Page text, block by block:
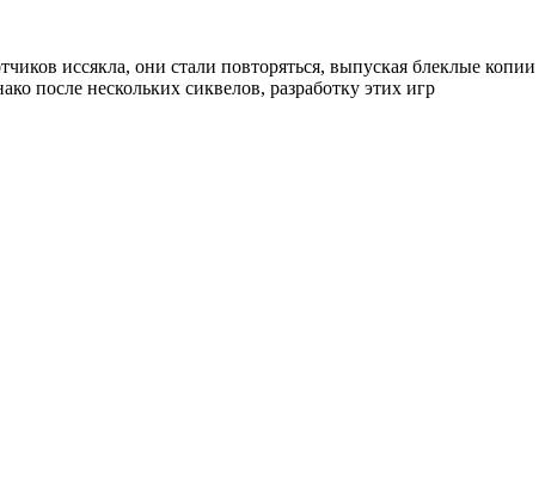
иссякла, они стали повторяться, выпуская блеклые копии
после нескольких сиквелов, разработку этих игр